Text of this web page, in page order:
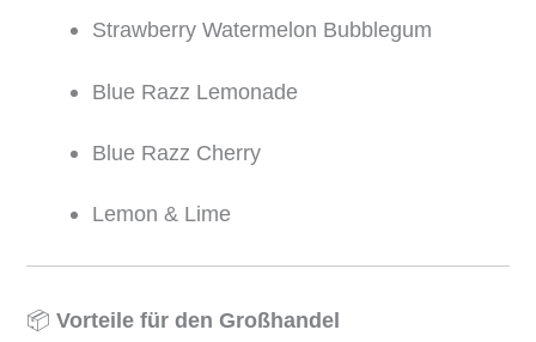
Strawberry Watermelon Bubblegum
Blue Razz Lemonade
Blue Razz Cherry
Lemon & Lime
📦Vorteile für den Großhandel